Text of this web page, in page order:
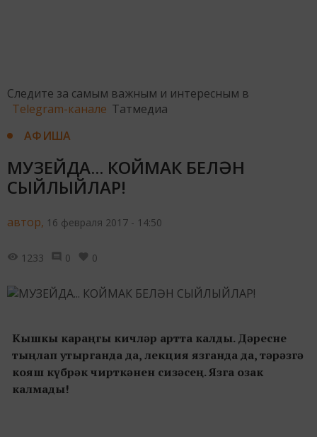
Следите за самым важным и интересным в
Telegram-канале Татмедиа
АФИША
МУЗЕЙДА... КОЙМАК БЕЛӘН
СЫЙЛЫЙЛАР!
автор, 16 февраля 2017 - 14:50
1233 0 0
Кышкы караңгы кичләр артта калды. Дәресне
тыңлап утырганда да, лекция язганда да, тәрәзгә
кояш күбрәк чирткәнен сизәсең. Язга озак
калмады!